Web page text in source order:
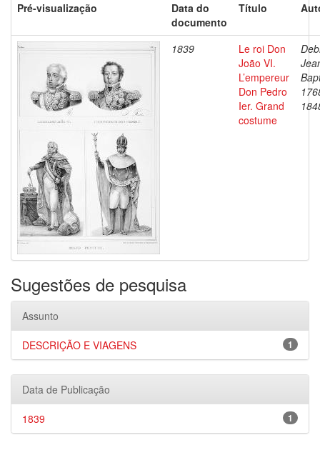
Pré-visualização
Data do
documento
Título
1839
Le roi Don
João VI.
L’empereur
Don Pedro
Ier. Grand
costume
Sugestões de pesquisa
Assunto
1
DESCRIÇÃO E VIAGENS
Data de Publicação
1
1839